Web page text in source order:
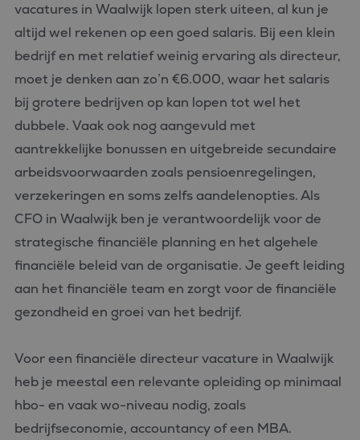
vacatures in Waalwijk lopen sterk uiteen, al kun je
altijd wel rekenen op een goed salaris. Bij een klein
bedrijf en met relatief weinig ervaring als directeur,
moet je denken aan zo’n €6.000, waar het salaris
bij grotere bedrijven op kan lopen tot wel het
dubbele. Vaak ook nog aangevuld met
aantrekkelijke bonussen en uitgebreide secundaire
arbeidsvoorwaarden zoals pensioenregelingen,
verzekeringen en soms zelfs aandelenopties. Als
CFO in Waalwijk ben je verantwoordelijk voor de
strategische financiële planning en het algehele
financiële beleid van de organisatie. Je geeft leiding
aan het financiële team en zorgt voor de financiële
gezondheid en groei van het bedrijf.
Voor een financiële directeur vacature in Waalwijk
heb je meestal een relevante opleiding op minimaal
hbo- en vaak wo-niveau nodig, zoals
bedrijfseconomie, accountancy of een MBA.